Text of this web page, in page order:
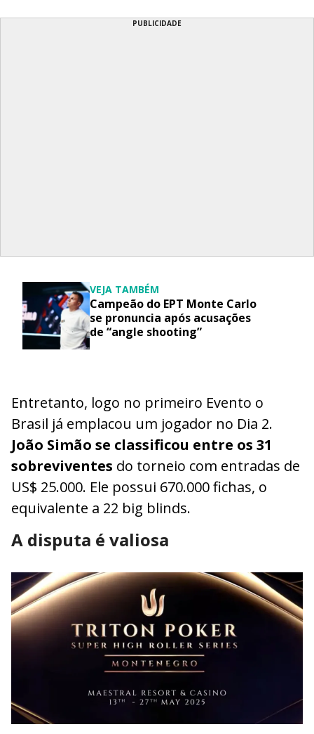
PUBLICIDADE
VEJA TAMBÉM
Campeão do EPT Monte Carlo
se pronuncia após acusações
de “angle shooting”
Entretanto, logo no primeiro Evento o
Brasil já emplacou um jogador no Dia 2.
João Simão se classificou entre os 31
sobreviventes do torneio com entradas de
US$ 25.000. Ele possui 670.000 fichas, o
equivalente a 22 big blinds.
A disputa é valiosa